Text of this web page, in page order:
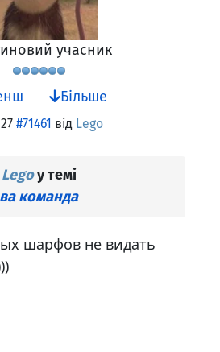
учасник
Більше
#71461 від Lego
Legoу темі
команда
шарфов не видать